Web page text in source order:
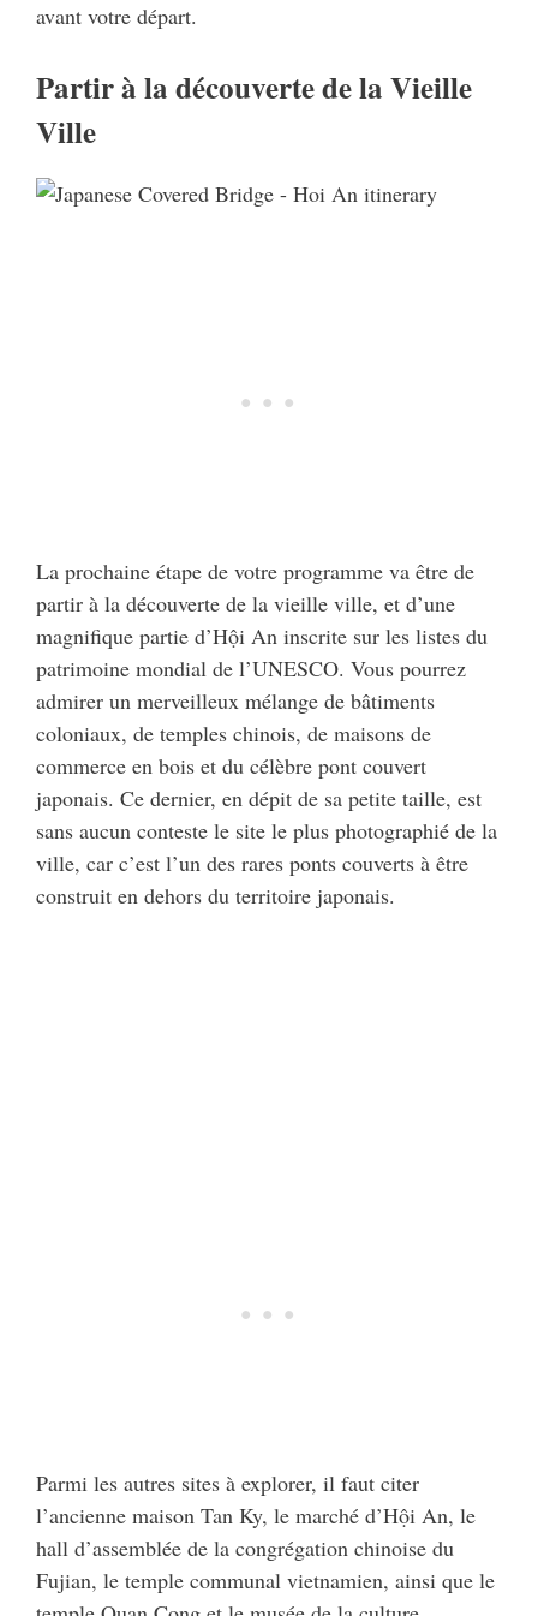
avant votre départ.
Partir à la découverte de la Vieille
Ville
La prochaine étape de votre programme va être de
partir à la découverte de la vieille ville, et d’une
magnifique partie d’Hội An inscrite sur les listes du
patrimoine mondial de l’UNESCO. Vous pourrez
admirer un merveilleux mélange de bâtiments
coloniaux, de temples chinois, de maisons de
commerce en bois et du célèbre pont couvert
japonais. Ce dernier, en dépit de sa petite taille, est
sans aucun conteste le site le plus photographié de la
ville, car c’est l’un des rares ponts couverts à être
construit en dehors du territoire japonais.
Parmi les autres sites à explorer, il faut citer
l’ancienne maison Tan Ky, le marché d’Hội An, le
hall d’assemblée de la congrégation chinoise du
Fujian, le temple communal vietnamien, ainsi que le